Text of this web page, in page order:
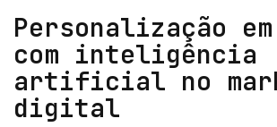
Personalização
com inteligência
artificial no
digital